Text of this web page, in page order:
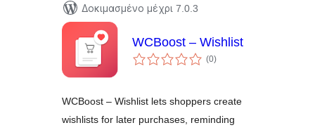
Δοκιμασμένο μέχρι 7.0.3
WCBoost – Wishlist
(0αξιολογήσεις
σύνολο
)
WCBoost – Wishlist lets shoppers create
wishlists for later purchases, reminding